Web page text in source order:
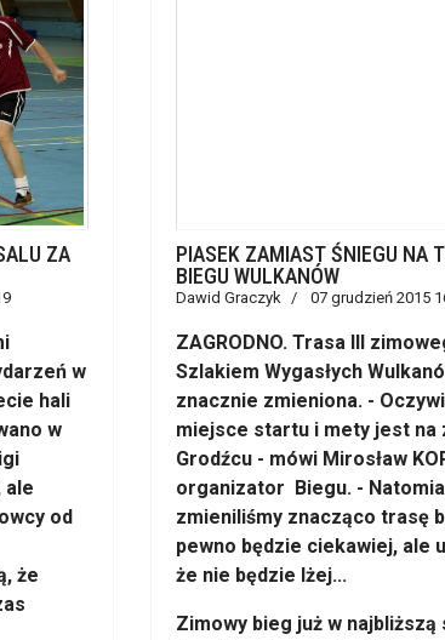
ZA
w
hali
w
ale
od
że
PIASEK ZAMIAST ŚNIEGU NA
BIEGU WULKANÓW
Dawid Graczyk 07 grudzień 2015
ZAGRODNO. Trasa III
Szlakiem Wygasłych
znacznie zmieniona. -
miejsce startu i mety jest na
Grodźcu - mówi Mirosław
organizator Biegu. -
zmieniliśmy znacząco trasę
pewno będzie ciekawiej, ale
że nie będzie lżej...
Zimowy bieg już w najbliższą